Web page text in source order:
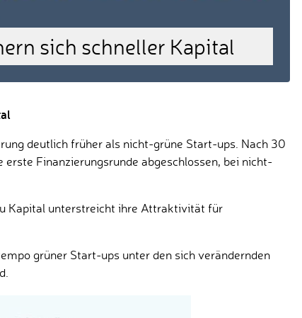
sich schneller Kapital
deutlich früher als nicht-grüne Start-ups. Nach 30
Finanzierungsrunde abgeschlossen, bei nicht-
Kapital unterstreicht ihre Attraktivität für
grüner Start-ups unter den sich verändernden